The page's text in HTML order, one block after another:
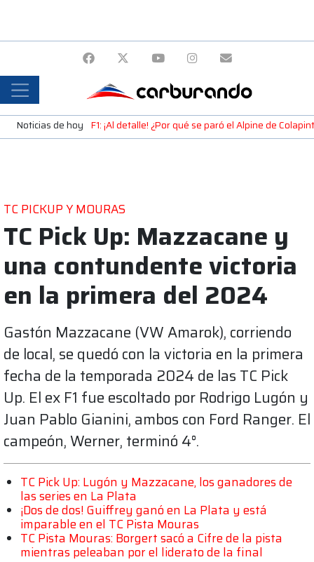
Noticias de hoy F1: ¡Al detalle! ¿Por qué se paró el Alpine de
TC PICKUP Y MOURAS
TC Pick Up: Mazzacane y
una contundente victoria
en la primera del 2024
Gastón Mazzacane (VW Amarok), corriendo
de local, se quedó con la victoria en la primera
fecha de la temporada 2024 de las TC Pick
Up. El ex F1 fue escoltado por Rodrigo Lugón y
Juan Pablo Gianini, ambos con Ford Ranger. El
campeón, Werner, terminó 4°.
TC Pick Up: Lugón y Mazzacane, los ganadores de
las series en La Plata
¡Dos de dos! Guiffrey ganó en La Plata y está
imparable en el TC Pista Mouras
TC Pista Mouras: Borgert sacó a Cifre de la pista
mientras peleaban por el liderato de la final